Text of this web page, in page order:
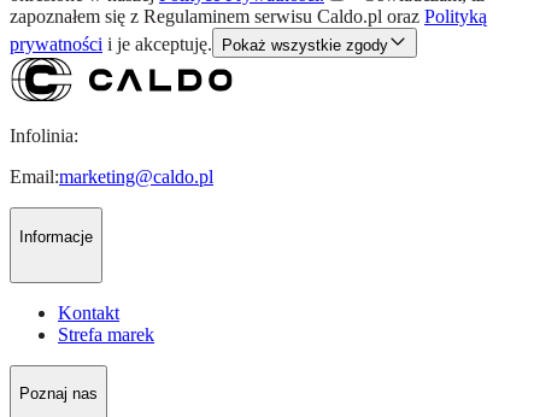
zapoznałem się z Regulaminem serwisu Caldo.pl oraz Polityką
prywatności i je akceptuję. Pokaż wszystkie zgody
Infolinia:
Email:marketing@caldo.pl
Informacje
Kontakt
Strefa marek
Poznaj nas